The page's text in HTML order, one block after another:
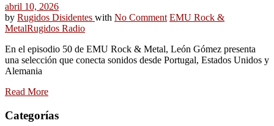
abril 10, 2026
by Rugidos Disidentes with No Comment EMU Rock &
MetalRugidos Radio
En el episodio 50 de EMU Rock & Metal, León Gómez presenta
una selección que conecta sonidos desde Portugal, Estados Unidos y
Alemania
Read More
Categorías